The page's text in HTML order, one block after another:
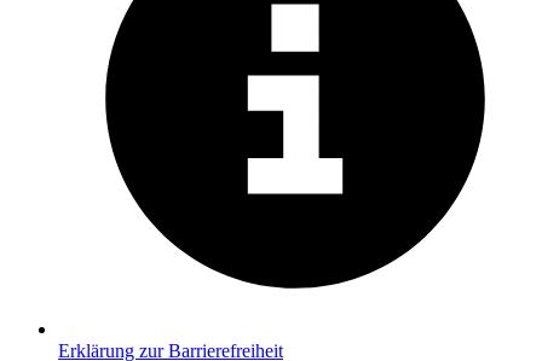
Erklärung zur Barrierefreiheit